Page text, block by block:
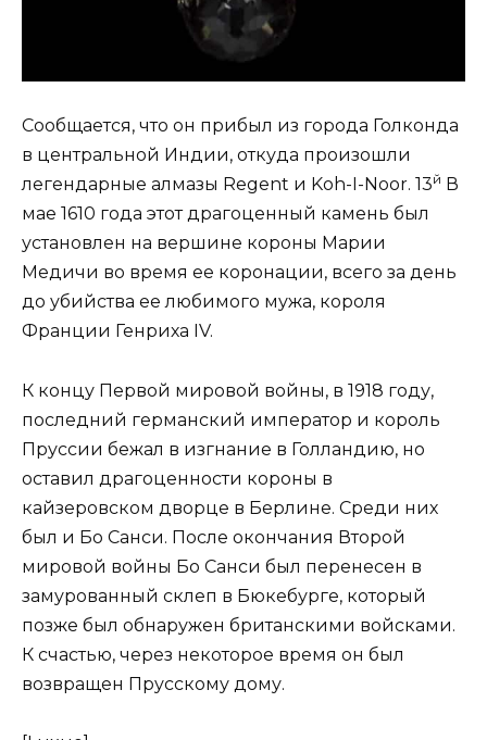
Сообщается, что он прибыл из города Голконда
в центральной Индии, откуда произошли
легендарные алмазы Regent и Koh-I-Noor. 13й В
мае 1610 года этот драгоценный камень был
установлен на вершине короны Марии
Медичи во время ее коронации, всего за день
до убийства ее любимого мужа, короля
Франции Генриха IV.
К концу Первой мировой войны, в 1918 году,
последний германский император и король
Пруссии бежал в изгнание в Голландию, но
оставил драгоценности короны в
кайзеровском дворце в Берлине. Среди них
был и Бо Санси. После окончания Второй
мировой войны Бо Санси был перенесен в
замурованный склеп в Бюкебурге, который
позже был обнаружен британскими войсками.
К счастью, через некоторое время он был
возвращен Прусскому дому.